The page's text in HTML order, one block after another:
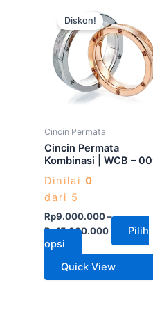
Diskon!
Cincin Permata
Cincin Permata
Kombinasi | WCB –
Dinilai 0
dari 5
Rp9.000.000–
Rp15.600.000
Pilih
opsi
ini
memiliki
beberapa
varian.
Pilihan
di
Quick View